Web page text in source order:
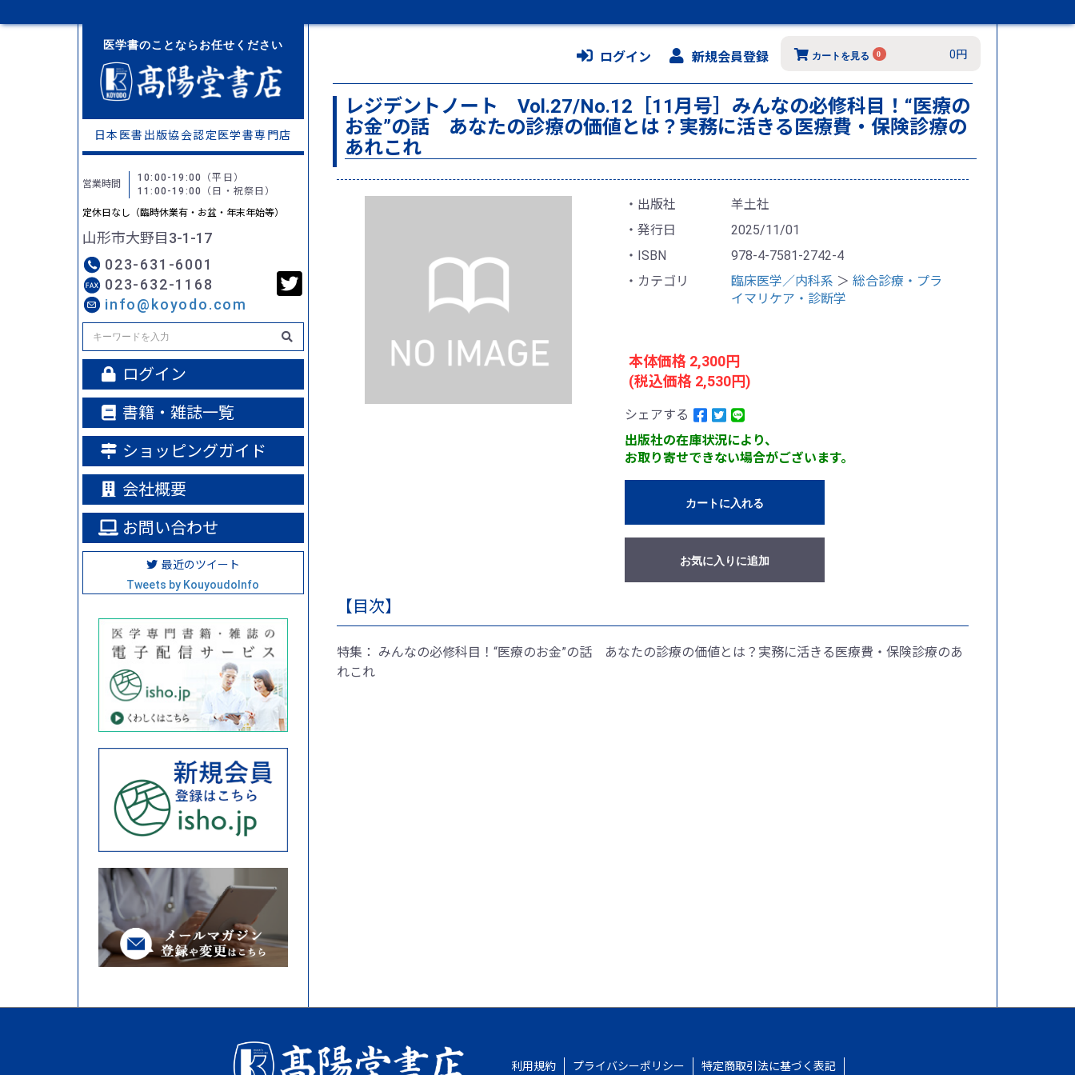
医学書のことならお任せください
日本医書出版協会認定医学書専門店
営業時間
10:00-19:00
（平日）
11:00-19:00
（日・祝祭日）
定休日なし（臨時休業有・お盆・年末年始等）
山形市大野目3-1-17
023-631-6001
023-632-1168
info@koyodo.com
ログイン
書籍・雑誌一覧
ショッピングガイド
会社概要
お問い合わせ
最近のツイート
Tweets by KouyoudoInfo
ログイン 新規会員登録 カートを見る 0 0円
レジデントノート Vol.27/No.12［11月号］みんなの必修科目！“医療の
お金”の話 あなたの診療の価値とは？実務に活きる医療費・保険診療の
あれこれ
出版社
羊土社
発行日
2025/11/01
ISBN
978-4-7581-2742-4
カテゴリ
臨床医学／内科系 ＞ 総合診療・プラ
イマリケア・診断学
本体価格 2,300円
(税込価格 2,530円)
シェアする
出版社の在庫状況により、
お取り寄せできない場合がございます。
カートに入れる
お気に入りに追加
【目次】
特集： みんなの必修科目！“医療のお金”の話 あなたの診療の価値とは？実務に活きる医療費・保険診療のあ
れこれ
利用規約 プライバシーポリシー 特定商取引法に基づく表記